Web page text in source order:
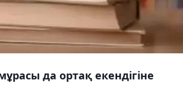
да ортақ екендігіне